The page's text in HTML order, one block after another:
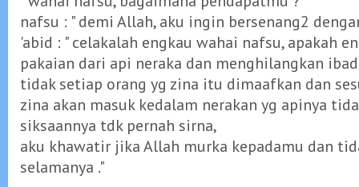
nafsu : " demi Allah, aku ingin bersenang2
'abid : " celakalah engkau wahai nafsu, apakah
pakaian dari api neraka dan menghilangkan
tidak setiap orang yg zina itu dimaafkan dan
zina akan masuk kedalam nerakan yg apinya
siksaannya tdk pernah sirna,
aku khawatir jika Allah murka kepadamu dan
selamanya ."